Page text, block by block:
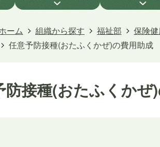
ーム 組織から探す 福祉部 保険
任意予防接種(おたふくかぜ)の費用助成
防接種(おたふくかぜ